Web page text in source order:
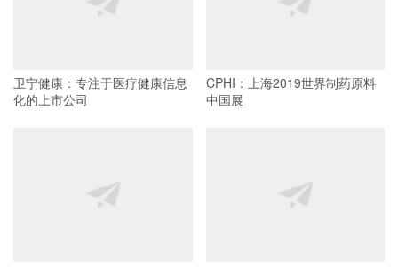
卫宁健康：专注于医疗健康信息
化的上市公司
CPHI：上海2019世界制药原料
中国展